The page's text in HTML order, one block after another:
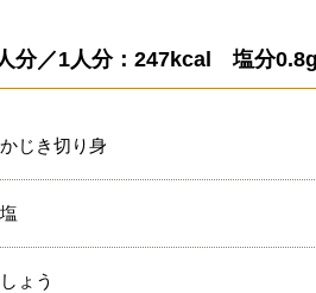
分／1人分：247kcal 塩分0.8g
じき切り身
ょう